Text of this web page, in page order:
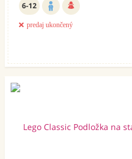
6-12
predaj ukončený